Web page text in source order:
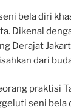
bela diri
Dikenal
Derajat
dari
praktisi
seni bela